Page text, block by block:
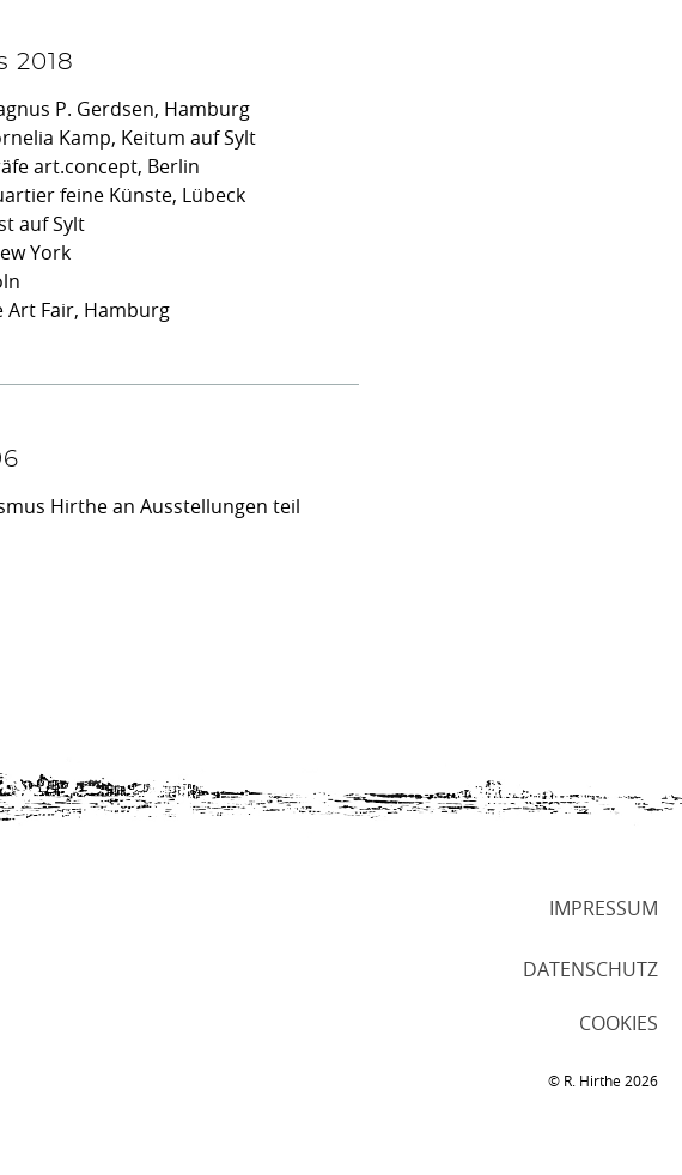
2018
P. Gerdsen, Hamburg
Kamp, Keitum auf Sylt
art.concept, Berlin
feine Künste, Lübeck
auf Sylt
York
Art Fair, Hamburg
Hirthe an Ausstellungen teil
IMPRESSUM
DATENSCHUTZ
COOKIES
© R. Hirthe 2026